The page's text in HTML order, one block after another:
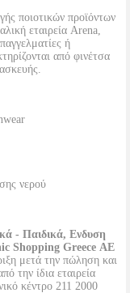
ποιοτικών προϊόντων
εταιρεία Arena,
ή
από φινέτσα
νερού
- Παιδικά, Ενδυση
Shopping Greece ΑΕ
μετά την πώληση και
την ίδια εταιρεία
κέντρο 211 2000